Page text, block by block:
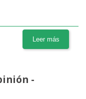
Leer más
-